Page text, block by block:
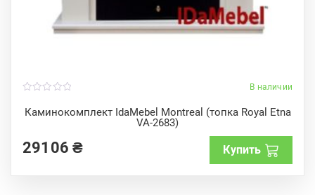
В наличии
Каминокомплект IdaMebel Montreal (топка Royal Etna
VA-2683)
o
u
f
5
29106₴ Купить